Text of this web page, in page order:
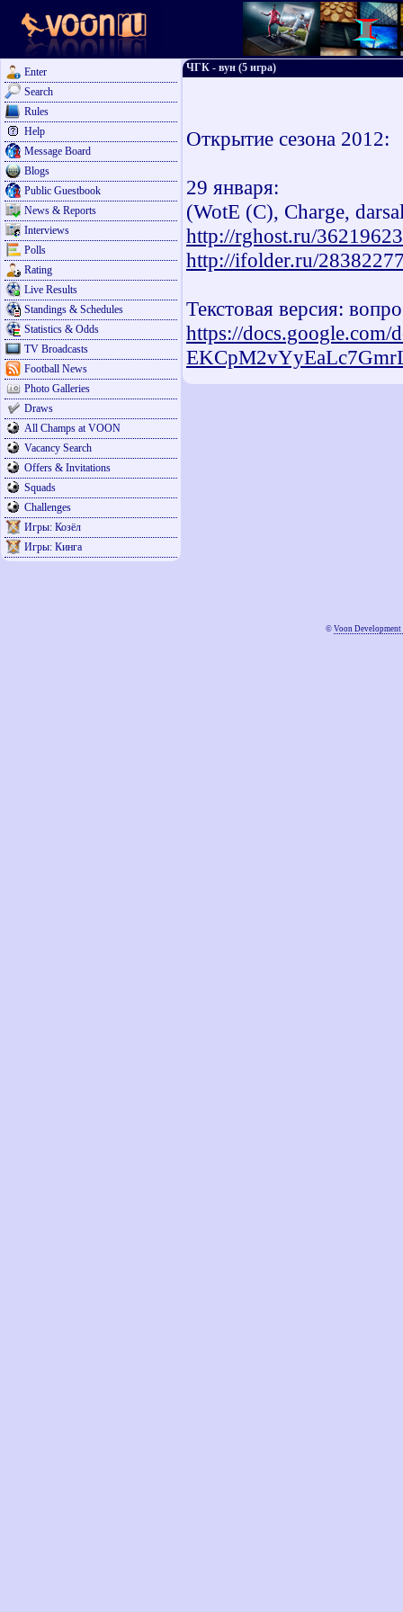
Enter
Search
Rules
Help
Message Board
Blogs
Public Guestbook
News & Reports
Interviews
Polls
Rating
Live Results
Standings & Schedules
Statistics & Odds
TV Broadcasts
Football News
Photo Galleries
Draws
All Champs at VOON
Vacancy Search
Offers & Invitations
Squads
Challenges
Игры: Козёл
Игры: Кинга
ЧГК - вун (5 игра)
Открытие сезона 2012:
29 января:
(WotE (C), Charge,
http://rghost.ru/36219623
http://ifolder.ru/
Текстовая версия:
https://
© Voon Development